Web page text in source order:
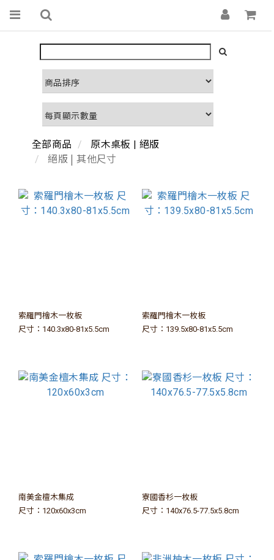
全部商品 原木桌板 | 絕版
絕版 | 其他尺寸
索羅門檜木一枚板
尺寸：140.3x80-81x5.5cm
索羅門檜木一枚板
尺寸：139.5x80-81x5.5cm
南美金檀木集成
尺寸：120x60x3cm
寮國香杉一枚板
尺寸：140x76.5-77.5x5.8cm